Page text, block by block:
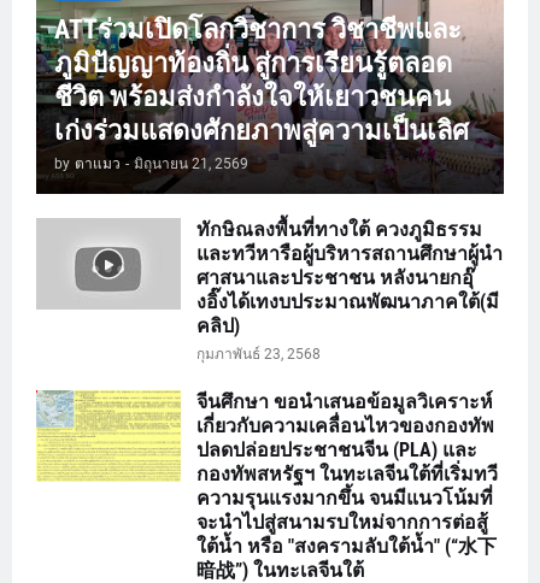
ATTร่วมเปิดโลกวิชาการ วิชาชีพและ
ภูมิปัญญาท้องถิ่น สู่การเรียนรู้ตลอด
ชีวิต พร้อมส่งกำลังใจให้เยาวชนคน
เก่งร่วมแสดงศักยภาพสู่ความเป็นเลิศ
by ตาแมว - มิถุนายน 21, 2569
ทักษิณลงพื้นที่ทางใต้ ควงภูมิธรรม
และทวีหารือผู้บริหารสถานศึกษาผู้นำ
ศาสนาและประชาชน หลังนายกอุ๊
งอิ๊งได้เทงบประมาณพัฒนาภาคใต้(มี
คลิป)
กุมภาพันธ์ 23, 2568
จีนศึกษา ขอนำเสนอข้อมูลวิเคราะห์
เกี่ยวกับความเคลื่อนไหวของกองทัพ
ปลดปล่อยประชาชนจีน (PLA) และ
กองทัพสหรัฐฯ ในทะเลจีนใต้ที่เริ่มทวี
ความรุนแรงมากขึ้น จนมีแนวโน้มที่
จะนำไปสู่สนามรบใหม่จากการต่อสู้
ใต้น้ำ หรือ "สงครามลับใต้น้ำ" (“水下
暗战”) ในทะเลจีนใต้